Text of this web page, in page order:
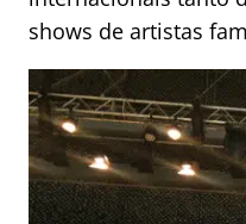
shows de artistas